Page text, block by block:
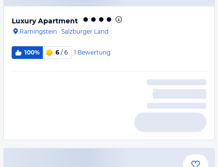
Luxury Apartment
Ramingstein · Salzburger Land
100% 6 / 6 1 Bewertung